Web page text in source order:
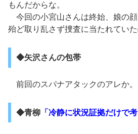
もんだからな。
今回の小宮山さんは終始、娘の
殆ど取り乱さず捜査に当たれていた
◆矢沢さんの包帯
前回のスパナアタックのアレか。
◆青柳「冷静に状況証拠だけで考